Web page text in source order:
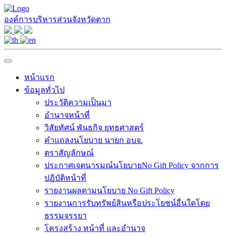
องค์การบริหารส่วนจังหวัดตาก
หน้าแรก
ข้อมูลทั่วไป
ประวัติความเป็นมา
อำนาจหน้าที่
วิสัยทัศน์ พันธกิจ ยุทธศาสตร์
คำแถลงนโยบาย นายก อบจ.
ตราสัญลักษณ์
ประกาศเจตนารมณ์นโยบายNo Gift Policy จากการ
ปฏิบัติหน้าที่
รายงานผลตามนโยบาย No Gift Policy
รายงานการรับทรัพย์สินหรือประโยชน์อื่นใดโดย
ธรรมจรรยา
โครงสร้าง หน้าที่ และอำนาจ